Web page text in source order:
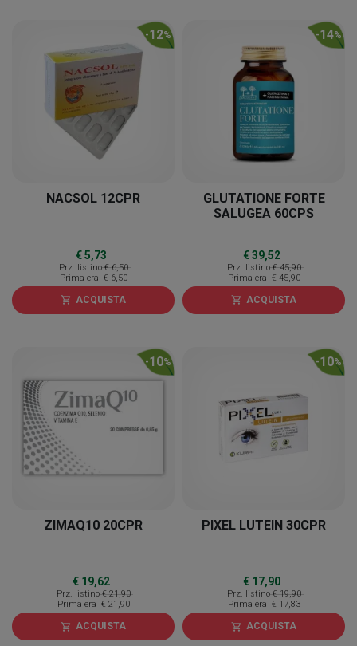
-12%
NACSOL 12CPR
€ 5,73
Prz. listino € 6,50
Prima era € 6,50
shopping_cart ACQUISTA
-14%
GLUTATIONE FORTE
SALUGEA 60CPS
€ 39,52
Prz. listino € 45,90
Prima era € 45,90
shopping_cart ACQUISTA
-10%
ZIMAQ10 20CPR
€ 19,62
Prz. listino € 21,90
Prima era € 21,90
shopping_cart ACQUISTA
-10%
PIXEL LUTEIN 30CPR
€ 17,90
Prz. listino € 19,90
Prima era € 17,83
shopping_cart ACQUISTA